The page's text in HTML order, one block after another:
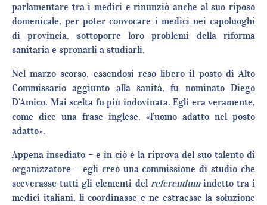
parlamentare tra i medici e rinunziò anche al suo riposo
domenicale, per poter convocare i medici nei capoluoghi
di provincia, sottoporre loro problemi della riforma
sanitaria e spronarli a studiarli.
Nel marzo scorso, essendosi reso libero il posto di Alto
Commissario aggiunto alla sanità, fu nominato Diego
D’Amico. Mai scelta fu più indovinata. Egli era veramente,
come dice una frase inglese, «l’uomo adatto nel posto
adatto».
Appena insediato – e in ciò è la riprova del suo talento di
organizzatore – egli creò una commissione di studio che
sceverasse tutti gli elementi del referendumindetto tra i
medici italiani, li coordinasse e ne estraesse la soluzione